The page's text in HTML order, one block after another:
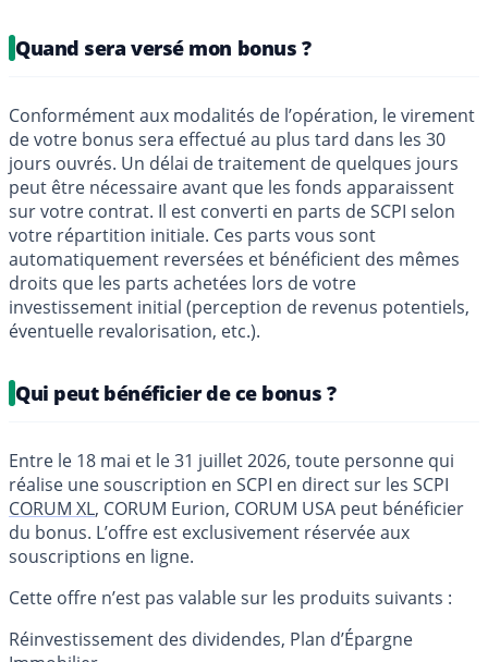
Quand sera versé mon bonus ?
Conformément aux modalités de l’opération, le virement
de votre bonus sera effectué au plus tard dans les 30
jours ouvrés. Un délai de traitement de quelques jours
peut être nécessaire avant que les fonds apparaissent
sur votre contrat. Il est converti en parts de SCPI selon
votre répartition initiale. Ces parts vous sont
automatiquement reversées et bénéficient des mêmes
droits que les parts achetées lors de votre
investissement initial (perception de revenus potentiels,
éventuelle revalorisation, etc.).
Qui peut bénéficier de ce bonus ?
Entre le 18 mai et le 31 juillet 2026, toute personne qui
réalise une souscription en SCPI en direct sur les SCPI
CORUM XL, CORUM Eurion, CORUM USA peut bénéficier
du bonus. L’offre est exclusivement réservée aux
souscriptions en ligne.
Cette offre n’est pas valable sur les produits suivants :
Réinvestissement des dividendes, Plan d’Épargne